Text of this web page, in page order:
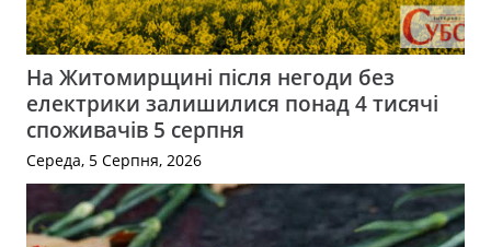
На Житомирщині після негоди без
електрики залишилися понад 4 тисячі
споживачів 5 серпня
Середа, 5 Серпня, 2026